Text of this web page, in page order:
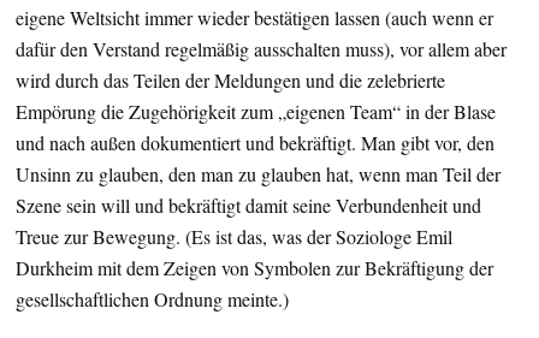
eigene Weltsicht immer wieder bestätigen lassen (auch wenn er
dafür den Verstand regelmäßig ausschalten muss), vor allem aber
wird durch das Teilen der Meldungen und die zelebrierte
Empörung die Zugehörigkeit zum „eigenen Team“ in der Blase
und nach außen dokumentiert und bekräftigt. Man gibt vor, den
Unsinn zu glauben, den man zu glauben hat, wenn man Teil der
Szene sein will und bekräftigt damit seine Verbundenheit und
Treue zur Bewegung. (Es ist das, was der Soziologe Emil
Durkheim mit dem Zeigen von Symbolen zur Bekräftigung der
gesellschaftlichen Ordnung meinte.)